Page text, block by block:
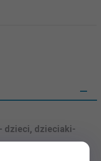
- dzieci, dzieciaki-